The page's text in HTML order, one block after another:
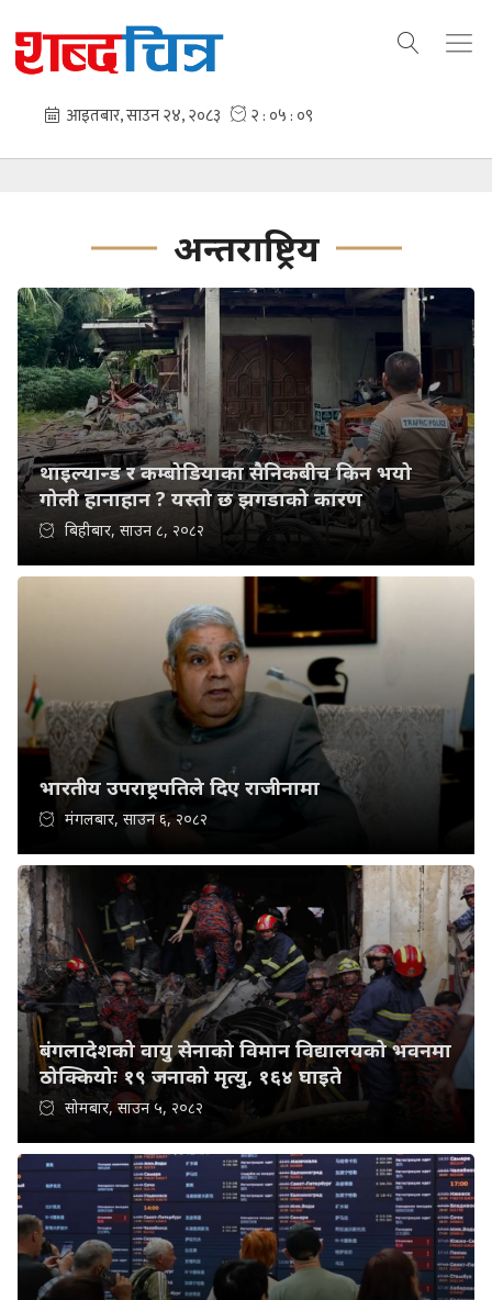
अन्तराष्ट्रिय
थाइल्यान्ड र कम्बोडियाका सैनिकबीच किन भयो
गोली हानाहान ? यस्तो छ झगडाको कारण
बिहीबार, साउन ८, २०८२
भारतीय उपराष्ट्रपतिले दिए राजीनामा
मंगलबार, साउन ६, २०८२
बंगलादेशको वायु सेनाको विमान विद्यालयको भवनमा
ठोक्कियोः १९ जनाको मृत्यु, १६४ घाइते
सोमबार, साउन ५, २०८२